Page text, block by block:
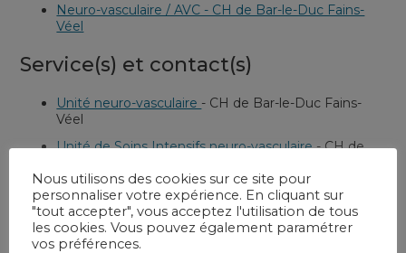
Neuro-vasculaire / AVC - CH de Bar-le-Duc Fains-
Véel
Service(s) et contact(s)
Unité neuro-vasculaire - CH de Bar-le-Duc Fains-
Véel
Unité de Soins Intensifs neuro-vasculaire-CH de
Nous utilisons des cookies sur ce site pour
personnaliser votre expérience. En cliquant sur
"tout accepter", vous acceptez l'utilisation de tous
les cookies. Vous pouvez également paramétrer
vos préférences.